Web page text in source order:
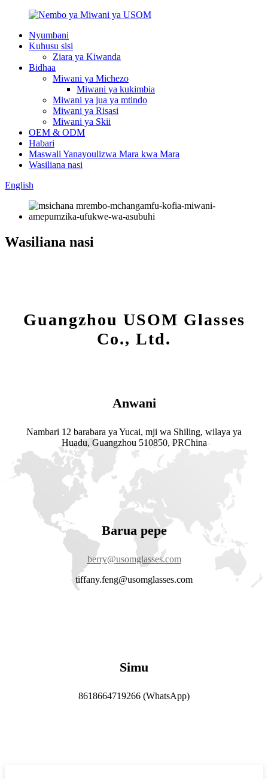
Nyumbani
Kuhusu sisi
Ziara ya Kiwanda
Bidhaa
Miwani ya Michezo
Miwani ya kukimbia
Miwani ya jua ya mtindo
Miwani ya Risasi
Miwani ya Skii
OEM & ODM
Habari
Maswali Yanayoulizwa Mara kwa Mara
Wasiliana nasi
English
Wasiliana nasi
Guangzhou USOM Glasses
Co., Ltd.
Anwani
Nambari 12 barabara ya Yucai, mji wa Shiling, wilaya ya
Huadu, Guangzhou 510850, PRChina
Barua pepe
berry@usomglasses.com
tiffany.feng@usomglasses.com
Simu
8618664719266 (WhatsApp)